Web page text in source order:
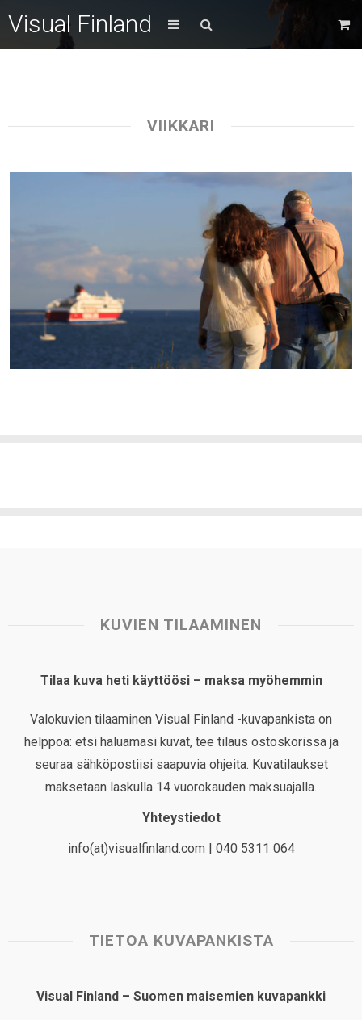
Visual Finland
VIIKKARI
KUVIEN TILAAMINEN
Tilaa kuva heti käyttöösi – maksa myöhemmin
Valokuvien tilaaminen Visual Finland -kuvapankista on
helppoa: etsi haluamasi kuvat, tee tilaus ostoskorissa ja
seuraa sähköpostiisi saapuvia ohjeita. Kuvatilaukset
maksetaan laskulla 14 vuorokauden maksuajalla.
Yhteystiedot
info(at)visualfinland.com | 040 5311 064
TIETOA KUVAPANKISTA
Visual Finland – Suomen maisemien kuvapankki